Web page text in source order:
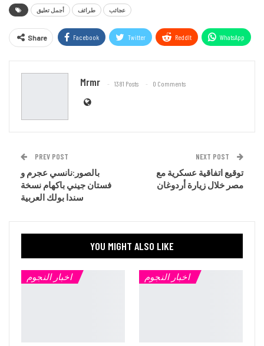
أجمل تعليق طرائف عجائب
Share Facebook Twitter ReddIt WhatsApp
Mrmr 1381 Posts 0 Comments
PREV POST
بالصور:نانسي عجرم و
فستان جيني باكهام نسخة
سندا بولك العربية
NEXT POST
توقيع اتفاقية عسكرية مع
مصر خلال زيارة أردوغان
YOU MIGHT ALSO LIKE
اخبار النجوم اخبار النجوم